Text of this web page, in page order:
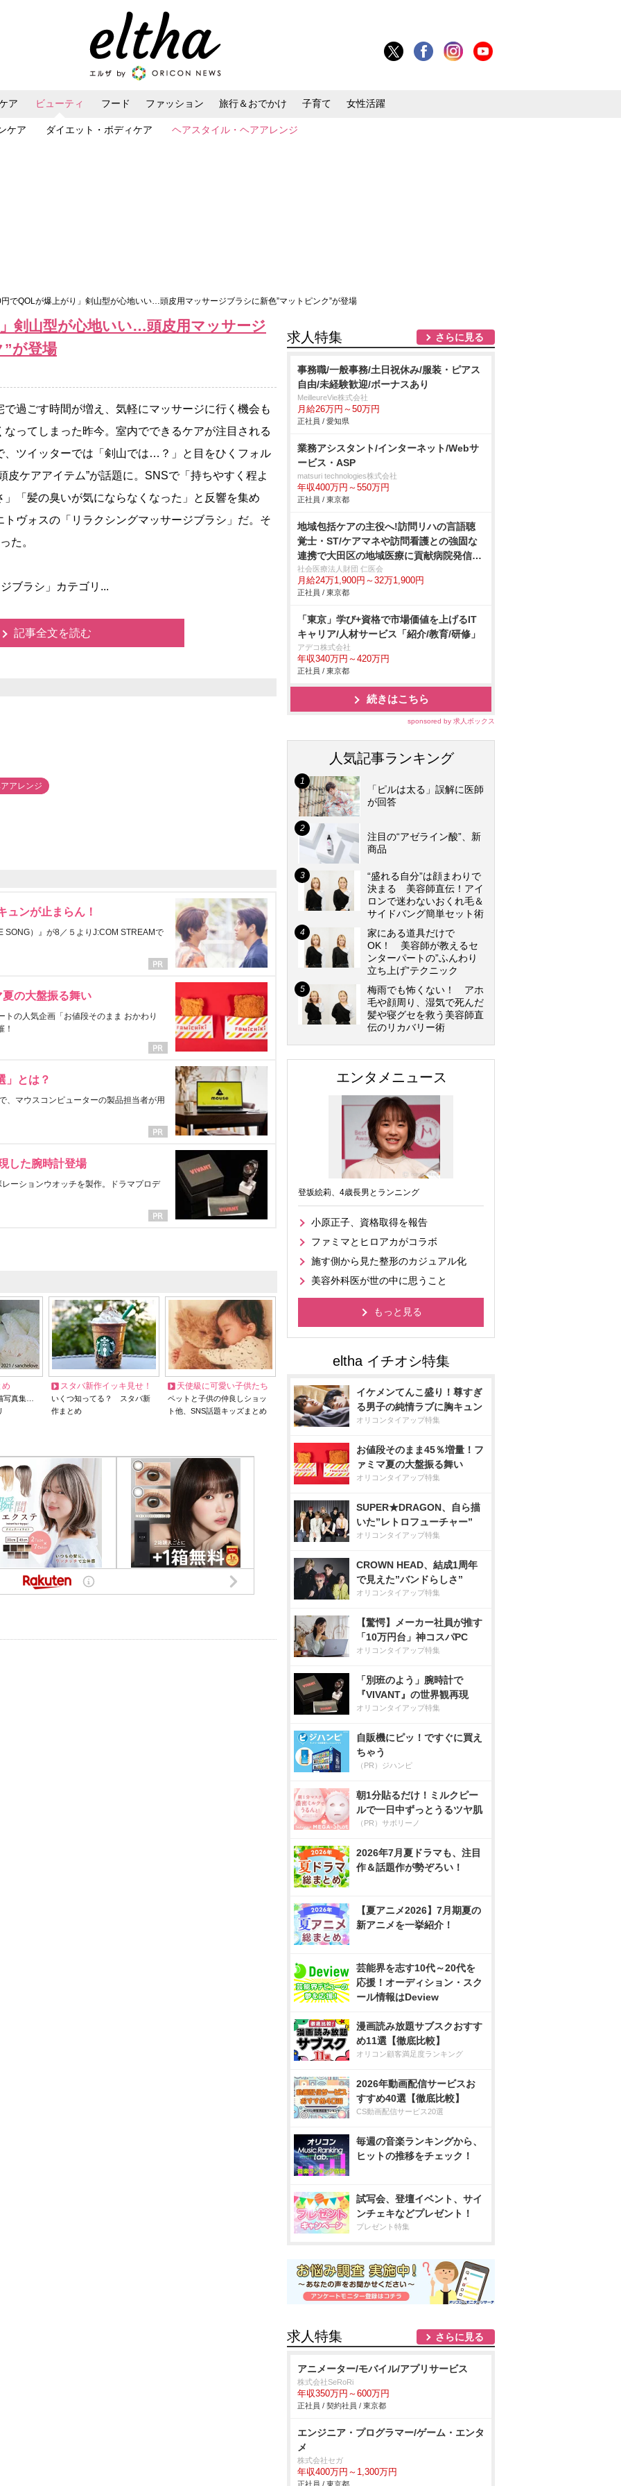
ア ビューティ
ケア ダイエット・ボディケア ヘアスタイル・ヘアアレンジ
フード ファッション 旅行＆おでかけ 子育て 女性活躍
でQOLが爆上がり」剣山型が心地いい…頭皮用マッサージブラシに新色”マットピンク”が登場
剣山型が心地いい…頭皮用マッサージ
が登場
過ごす時間が増え、気軽にマッサージに行く機会も
なってしまった昨今。室内でできるケアが注目される
、ツイッターでは「剣山では…？」と目をひくフォル
皮ケアアイテム”が話題に。SNSで「持ちやすく程よ
」「髪の臭いが気にならなくなった」と反響を集め
トヴォスの「リラクシングマッサージブラシ」だ。そ
た。
ブラシ」カテゴリ...
記事全文を読む
アレンジ
ュンが止まらん！
SONG）』が8／５よりJ:COM STREAMで
の大盤振る舞い
の人気企画「お値段そのまま おかわり
！
」とは？
、マウスコンピューターの製品担当者が用
した腕時計登場
ーションウオッチを製作。ドラマプロデ
め
写真集…
スタバ新作イッキ見せ！
いくつ知ってる？ スタバ新
作まとめ
天使級に可愛い子供たち
ペットと子供の仲良しショッ
ト他、SNS話題キッズまとめ
求人特集 さらに見る
事務職/一般事務/土日祝休み/服装・ピアス
自由/未経験歓迎/ボーナスあり
MeilleureVie株式会社
月給26万円～50万円
正社員 / 愛知県
業務アシスタント/インターネット/Webサ
ービス・ASP
matsuri technologies株式会社
年収400万円～550万円
正社員 / 東京都
地域包括ケアの主役へ!訪問リハの言語聴
覚士・ST/ケアマネや訪問看護との強固な
連携で大田区の地域医療に貢献病院発信の
安心体制
社会医療法人財団 仁医会
月給24万1,900円～32万1,900円
正社員 / 東京都
「東京」学び+資格で市場価値を上げるIT
キャリア/人材サービス「紹介/教育/研修」
アデコ株式会社
年収340万円～420万円
正社員 / 東京都
続きはこちら
sponsored by 求人ボックス
人気記事ランキング
「ピルは太る」誤解に医師
が回答
注目の“アゼライン酸”、新
商品
“盛れる自分”は顔まわりで
決まる 美容師直伝！アイ
ロンで迷わないおくれ毛＆
サイドバング簡単セット術
家にある道具だけで
OK！ 美容師が教えるセ
ンターパートの”ふんわり
立ち上げ”テクニック
梅雨でも怖くない！ アホ
毛や顔周り、湿気で死んだ
髪や寝グセを救う美容師直
伝のリカバリー術
エンタメニュース
登坂絵莉、4歳長男とランニング
小原正子、資格取得を報告
ファミマとヒロアカがコラボ
施す側から見た整形のカジュアル化
美容外科医が世の中に思うこと
もっと見る
イケメンてんこ盛り！尊すぎ
る男子の純情ラブに胸キュン
オリコンタイアップ特集
お値段そのまま45％増量！フ
ァミマ夏の大盤振る舞い
オリコンタイアップ特集
SUPER★DRAGON、自ら描
いた”レトロフューチャー”
オリコンタイアップ特集
CROWN HEAD、結成1周年
で見えた”バンドらしさ”
オリコンタイアップ特集
【驚愕】メーカー社員が推す
「10万円台」神コスパPC
オリコンタイアップ特集
「別班のよう」腕時計で
『VIVANT』の世界観再現
オリコンタイアップ特集
自販機にピッ！ですぐに買え
ちゃう
（PR）ジハンピ
朝1分貼るだけ！ミルクピー
ルで一日中ずっとうるツヤ肌
（PR）サボリーノ
2026年7月夏ドラマも、注目
作＆話題作が勢ぞろい！
【夏アニメ2026】7月期夏の
新アニメを一挙紹介！
芸能界を志す10代～20代を
応援！オーディション・スク
ール情報はDeview
漫画読み放題サブスクおすす
め11選【徹底比較】
オリコン顧客満足度ランキング
2026年動画配信サービスお
すすめ40選【徹底比較】
CS動画配信サービス20選
毎週の音楽ランキングから、
ヒットの推移をチェック！
試写会、登壇イベント、サイ
ンチェキなどプレゼント！
プレゼント特集
求人特集 さらに見る
アニメーター/モバイル/アプリサービス
株式会社SeRoRi
年収350万円～600万円
正社員 / 契約社員 / 東京都
エンジニア・プログラマー/ゲーム・エンタ
メ
株式会社セガ
年収400万円～1,300万円
正社員 / 東京都